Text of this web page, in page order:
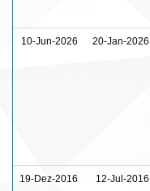
10-Jun-2026 20-Jan-2026
19-Dez-2016 12-Jul-2016